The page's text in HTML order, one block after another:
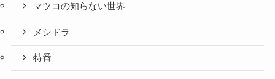
マツコの知らない世界
メシドラ
特番